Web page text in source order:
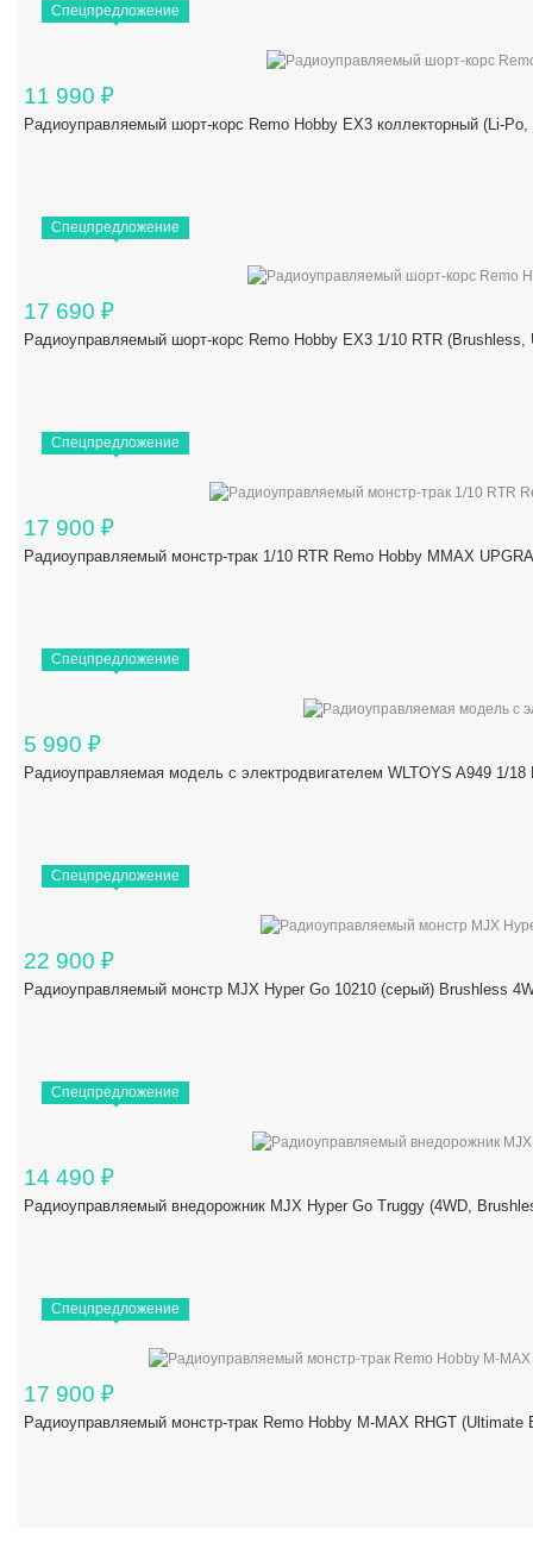
Спецпредложение
11 990 ₽
Радиоуправляемый шорт-корс Remo Hobby EX3 коллекторный (Li-
Спецпредложение
17 690 ₽
Радиоуправляемый шорт-корс Remo Hobby EX3 1/10 RTR
Спецпредложение
17 900 ₽
Радиоуправляемый монстр-трак 1/10 RTR Remo Hobby MMAX
Спецпредложение
5 990 ₽
Радиоуправляемая модель с электродвигателем WLTOYS A949 1/
Спецпредложение
22 900 ₽
Радиоуправляемый монстр MJX Hyper Go 10210 (серый) Brushless
Спецпредложение
14 490 ₽
Радиоуправляемый внедорожник MJX Hyper Go Truggy (4WD,
Спецпредложение
17 900 ₽
Радиоуправляемый монстр-трак Remo Hobby M-MAX RHGT